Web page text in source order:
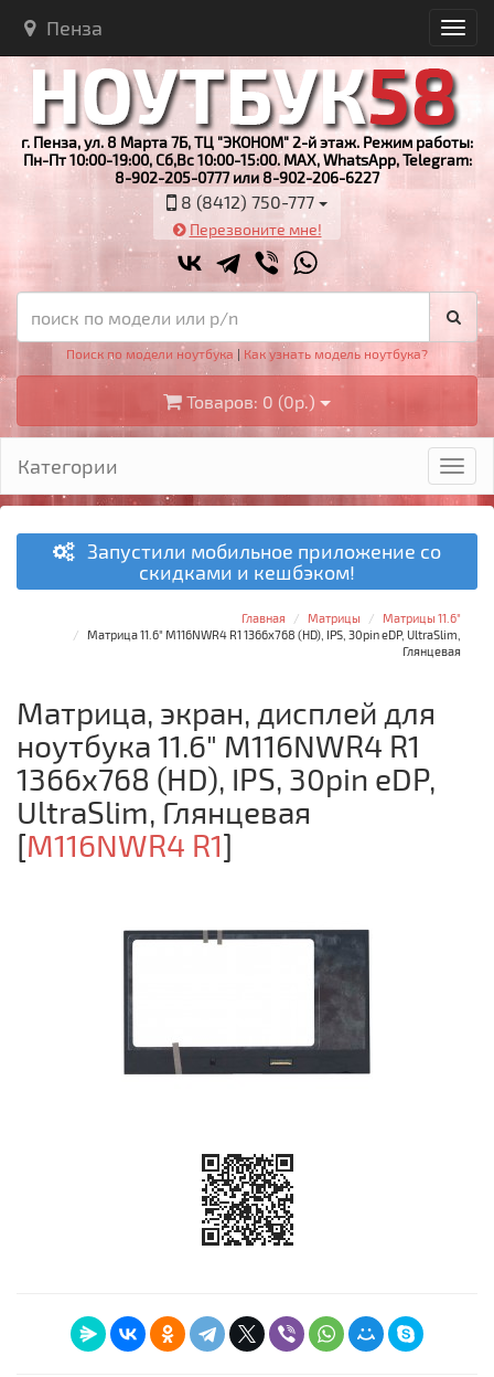
Пенза
г. Пенза, ул. 8 Марта 7Б, ТЦ "ЭКОНОМ" 2-й этаж. Режим работы:
Пн-Пт 10:00-19:00, Сб,Вс 10:00-15:00. MAX, WhatsApp, Telegram:
8-902-205-0777 или 8-902-206-6227
8 (8412) 750-777
Перезвоните мне!
Поиск по модели ноутбука | Как узнать модель ноутбука?
Товаров: 0 (0р.)
Категории
Запустили мобильное приложение со
скидками и кешбэком!
Главная Матрицы
Матрицы 11.6"
Матрица 11.6" M116NWR4 R1 1366x768 (HD), IPS, 30pin eDP, UltraSlim,
Глянцевая
Матрица, экран, дисплей для
ноутбука 11.6" M116NWR4 R1
1366x768 (HD), IPS, 30pin eDP,
UltraSlim, Глянцевая
[M116NWR4 R1]